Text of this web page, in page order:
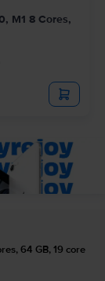
M1 8 Cores,
64 GB, 19 core